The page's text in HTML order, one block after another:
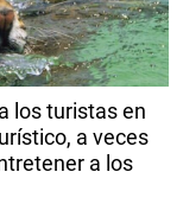
los turistas en
a veces
a los